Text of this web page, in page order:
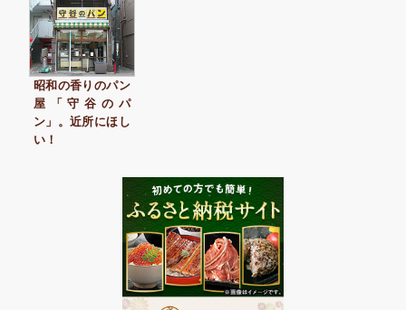
昭和の香りのパン
屋「守谷のパ
ン」。近所にほし
い！